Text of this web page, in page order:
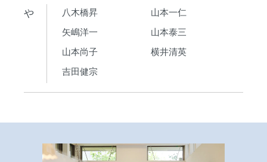
や 八木橋昇
山本一仁
矢嶋洋一
山本泰三
山本尚子
横井清英
吉田健宗